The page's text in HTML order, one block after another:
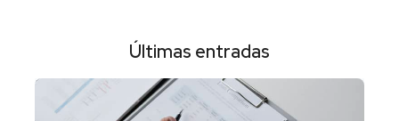
Últimas entradas